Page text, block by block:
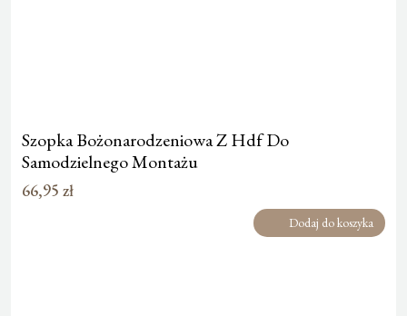
Szopka Bożonarodzeniowa Z Hdf Do
Samodzielnego Montażu
66,95 zł
Dodaj do koszyka